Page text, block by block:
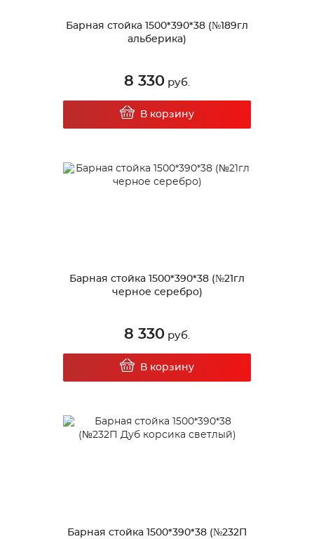
Барная стойка 1500*390*38 (№189гл
альберика)
8 330 руб.
В корзину
Барная стойка 1500*390*38 (№21гл
черное серебро)
8 330 руб.
В корзину
Барная стойка 1500*390*38 (№232П